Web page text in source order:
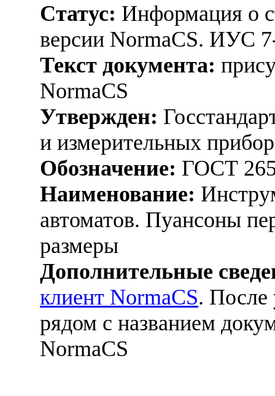
Статус: Информация о
версии NormaCS. ИУС
Текст документа:
NormaCS
Утвержден:
и измерительных
Обозначение: ГОСТ
Наименование:
автоматов. Пуансоны
размеры
Дополнительные
клиент NormaCS. После
рядом с названием
NormaCS